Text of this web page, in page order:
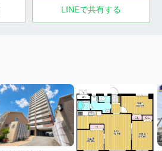
LINEで共有する